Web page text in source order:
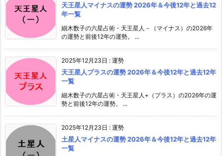
天王星人マイナスの運勢 2026年＆今後12年と過去12
年一覧
細木数子の六星占術・天王星人－（マイナス）の2026年
の運勢と前後12年の運勢。 ...
2025年12月23日 : 運勢
天王星人プラスの運勢 2026年＆今後12年と過去12年
一覧
細木数子の六星占術・天王星人+（プラス）の2026年の運
勢と前後12年の運勢。 ...
2025年12月23日 : 運勢
土星人マイナスの運勢 2026年＆今後12年と過去12年
一覧